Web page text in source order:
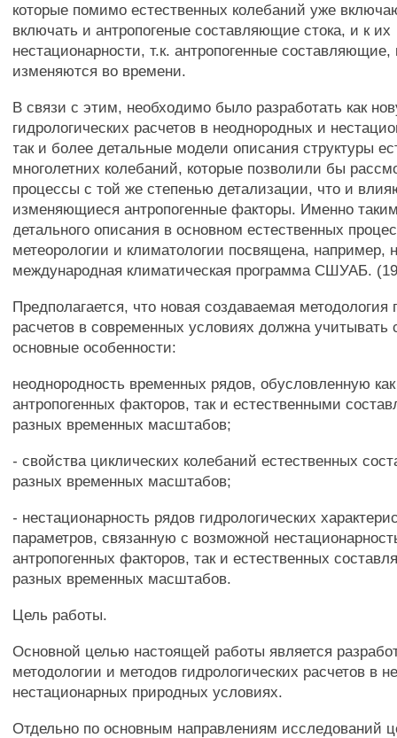
которые помимо естественных колебаний уже
включать и антропогеные составляющие стока, и к их
нестационарности, т.к. антропогенные составляющие,
изменяются во времени.
В связи с этим, необходимо было разработать как
гидрологических расчетов в неоднородных и
так и более детальные модели описания структуры
многолетних колебаний, которые позволили бы
процессы с той же степенью детализации, что и
изменяющиеся антропогенные факторы. Именно
детального описания в основном естественных
метеорологии и климатологии посвящена, например,
международная климатическая программа СШУАБ.
Предполагается, что новая создаваемая методология
расчетов в современных условиях должна
основные особенности:
неоднородность временных рядов, обусловленную
антропогенных факторов, так и естественными
разных временных масштабов;
- свойства циклических колебаний естественных
разных временных масштабов;
- нестационарность рядов гидрологических
параметров, связанную с возможной
антропогенных факторов, так и естественных
разных временных масштабов.
Цель работы.
Основной целью настоящей работы является
методологии и методов гидрологических расчетов в
нестационарных природных условиях.
Отдельно по основным направлениям исследований